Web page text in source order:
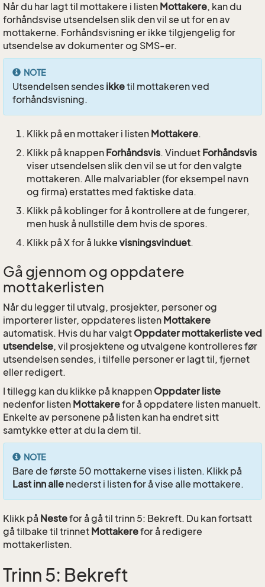
Når du har lagt til mottakere i listen Mottakere, kan du
forhåndsvise utsendelsen slik den vil se ut for en av
mottakerne. Forhåndsvisning er ikke tilgjengelig for
utsendelse av dokumenter og SMS-er.
NOTE
Utsendelsen sendes ikketil mottakeren ved
forhåndsvisning.
Klikk på en mottaker i listen Mottakere.
Klikk på knappen Forhåndsvis. Vinduet Forhåndsvis
viser utsendelsen slik den vil se ut for den valgte
mottakeren. Alle malvariabler (for eksempel navn
og firma) erstattes med faktiske data.
Klikk på koblinger for å kontrollere at de fungerer,
men husk å nullstille dem hvis de spores.
Klikk på X for å lukke visningsvinduet.
Gå gjennom og oppdatere
mottakerlisten
Når du legger til utvalg, prosjekter, personer og
importerer lister, oppdateres listen Mottakere
automatisk. Hvis du har valgt Oppdater mottakerliste ved
utsendelse, vil prosjektene og utvalgene kontrolleres før
utsendelsen sendes, i tilfelle personer er lagt til, fjernet
eller redigert.
I tillegg kan du klikke på knappen Oppdater liste
nedenfor listen Mottakerefor å oppdatere listen manuelt.
Enkelte av personene på listen kan ha endret sitt
samtykke etter at du la dem til.
NOTE
Bare de første 50 mottakerne vises i listen. Klikk på
Last inn alle nederst i listen for å vise alle mottakere.
Klikk på Nestefor å gå til trinn 5: Bekreft. Du kan fortsatt
gå tilbake til trinnet Mottakerefor å redigere
mottakerlisten.
Trinn 5: Bekreft